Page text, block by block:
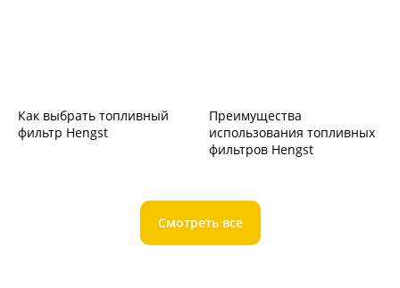
Как выбрать топливный
фильтр Hengst
Преимущества
использования топливных
фильтров Hengst
Смотреть все